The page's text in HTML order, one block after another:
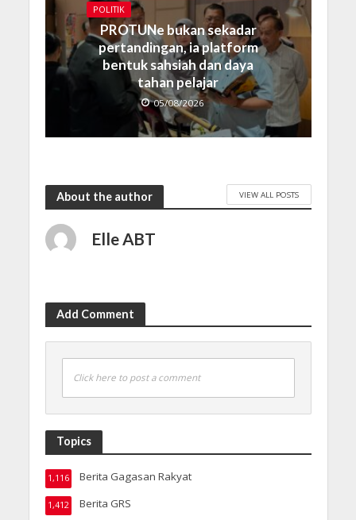
POLITIK
PROTUNe bukan sekadar
pertandingan, ia platform
bentuk sahsiah dan daya
tahan pelajar
05/08/2026
About the author VIEW ALL POSTS
Elle ABT
Add Comment
Click here to post a comment
Topics
Berita Gagasan Rakyat
1,116
Berita GRS
1,412